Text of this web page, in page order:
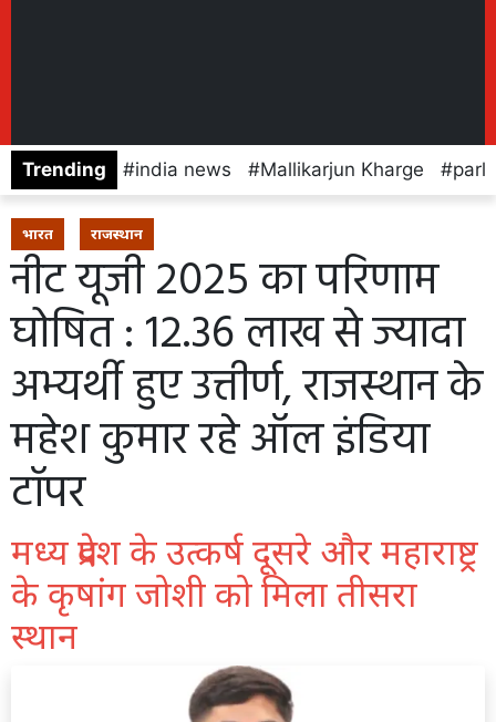
Trending india news Mallikarjun Kharge
भारत राजस्थान
नीट यूजी 2025 का परिणाम
घोषित : 12.36 लाख से ज्यादा
अभ्यर्थी हुए उत्तीर्ण, राजस्थान के
महेश कुमार रहे ऑल इंडिया
टॉपर
मध्य प्रदेश के उत्कर्ष दूसरे और महाराष्ट्र
के कृषांग जोशी को मिला तीसरा
स्थान